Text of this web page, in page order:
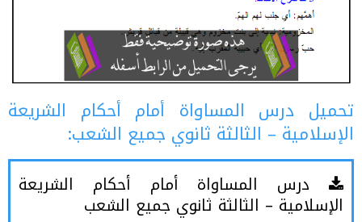
تحميل درس المساواة أمام أحكام الشريعة
الإسلامية – الثالثة ثانوي جميع الشعب:
درس المساواة أمام أحكام الشريعة
الإسلامية – الثالثة ثانوي جميع الشعب